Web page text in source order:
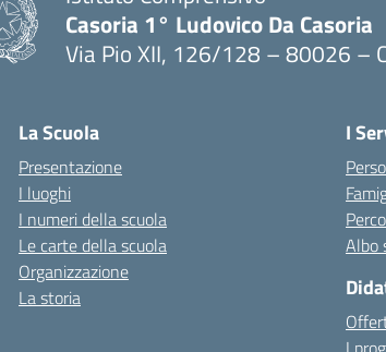
Casoria 1° Ludovico Da Casoria
Via Pio XII, 126/128 – 80026 –
La Scuola
Presentazione
I luoghi
I numeri della scuola
Le carte della scuola
Organizzazione
La storia
I
Albo